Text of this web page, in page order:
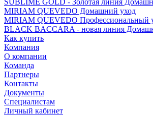
SUBLIME GOLD - Золотая линия
MIRIAM QUEVEDO Домашний уход
MIRIAM QUEVEDO Профессиональный
BLACK BACCARA - новая линия
Как купить
Компания
О компании
Команда
Партнеры
Контакты
Документы
Специалистам
Личный кабинет